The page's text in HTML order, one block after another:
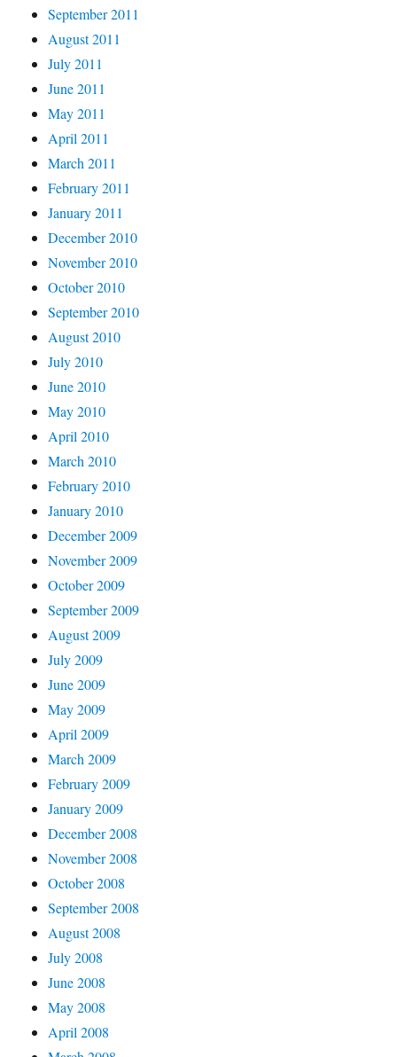
September 2011
August 2011
July 2011
June 2011
May 2011
April 2011
March 2011
February 2011
January 2011
December 2010
November 2010
October 2010
September 2010
August 2010
July 2010
June 2010
May 2010
April 2010
March 2010
February 2010
January 2010
December 2009
November 2009
October 2009
September 2009
August 2009
July 2009
June 2009
May 2009
April 2009
March 2009
February 2009
January 2009
December 2008
November 2008
October 2008
September 2008
August 2008
July 2008
June 2008
May 2008
April 2008